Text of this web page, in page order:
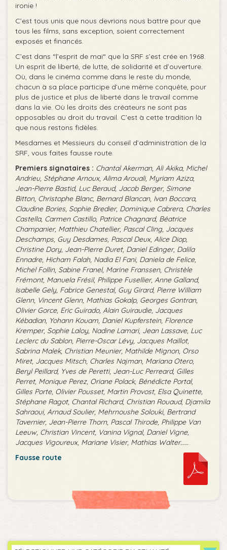
ironie !
C’est tous unis que nous devrions nous battre pour que
tous les films, sans exception, soient correctement
exposés et financés.
C’est dans “l’esprit de mai“ que la SRF s’est crée en 1968.
Un esprit de liberté, de lutte, de solidarité et d’ouverture.
Où, dans le cinéma comme dans le reste du monde,
chacun à sa place participe d’une même conquête, pour
plus de justice et plus de liberté dans le travail comme
dans la vie. Où les droits des créateurs ne sont pas
opposables au droit du travail. C’est à cette tradition là
que nous restons fidèles.
Mesdames et Messieurs du conseil d’administration de la
SRF, vous faites fausse route.
Premiers signataires : Chantal Akerman, Ali Akika, Michel
Andrieu, Stéphane Arnoux, Alima Arouali, Myriam Aziza,
Jean-Pierre Bastid, Luc Beraud, Jacob Berger, Simone
Bitton, Christophe Blanc, Bernard Blancan, Ivan Boccara,
Claudine Bories, Sophie Bredier, Dominique Cabrera, Charles
Castella, Carmen Castillo, Patrice Chagnard, Béatrice
Champanier, Matthieu Chatellier, Pascal Cling, Jacques
Deschamps, Guy Desdames, Pascal Deux, Alice Diop,
Christine Dory, Jean-Pierre Duret, Daniel Edinger, Dalila
Ennadre, Hicham Falah, Nadia El Fani, Daniela de Felice,
Michel Follin, Sabine Franel, Marine Franssen, Christèle
Frémont, Manuela Frésil, Philippe Fusellier, Anne Galland,
Isabelle Gely, Fabrice Genestal, Guy Girard, Pierre William
Glenn, Vincent Glenn, Mathias Gokalp, Georges Gontran,
Olivier Gorce, Eric Guirado, Alain Guiraudie, Jacques
Kébadian, Yohann Kouam, Daniel Kupferstein, Florence
Kremper, Sophie Laloy, Nadine Lamari, Jean Lassave, Luc
Leclerc du Sablon, Pierre-Oscar Lévy, Jacques Maillot,
Sabrina Malek, Christian Meunier, Mathilde Mignon, Orso
Miret, Jacques Mitsch, Charles Najman, Mariana Otero,
Beryl Peillard, Yves de Peretti, Jean-Luc Perreard, Gilles
Perret, Monique Perez, Oriane Polack, Bénédicte Portal,
Gilles Porte, Olivier Pousset, Martin Provost, Elsa Quinette,
Stéphane Ragot, Chantal Richard, Christian Rouaud, Djamila
Sahraoui, Arnaud Soulier, Mehrnoushe Solouki, Bertrand
Tavernier, Jean-Pierre Thorn, Pascal Thirode, Philippe Van
Leeuw, Christian Vincent, Vanina Vignal, Daniel Vigne,
Jacques Vigoureux, Mariane Visier, Mathias Walter……
Fausse route